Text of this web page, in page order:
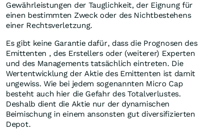
Gewährleistungen der Tauglichkeit, der Eignung für
einen bestimmten Zweck oder des Nichtbestehens
einer Rechtsverletzung.
Es gibt keine Garantie dafür, dass die Prognosen des
Emittenten , des Erstellers oder (weiterer) Experten
und des Managements tatsächlich eintreten. Die
Wertentwicklung der Aktie des Emittenten ist damit
ungewiss. Wie bei jedem sogenannten Micro Cap
besteht auch hier die Gefahr des Totalverlustes.
Deshalb dient die Aktie nur der dynamischen
Beimischung in einem ansonsten gut diversifizierten
Depot.